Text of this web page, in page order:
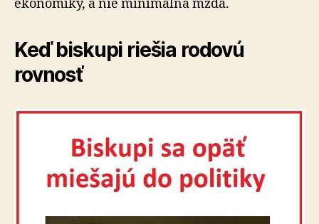
ekonomiky, a nie minimálna mzda.
Keď biskupi riešia rodovú
rovnosť